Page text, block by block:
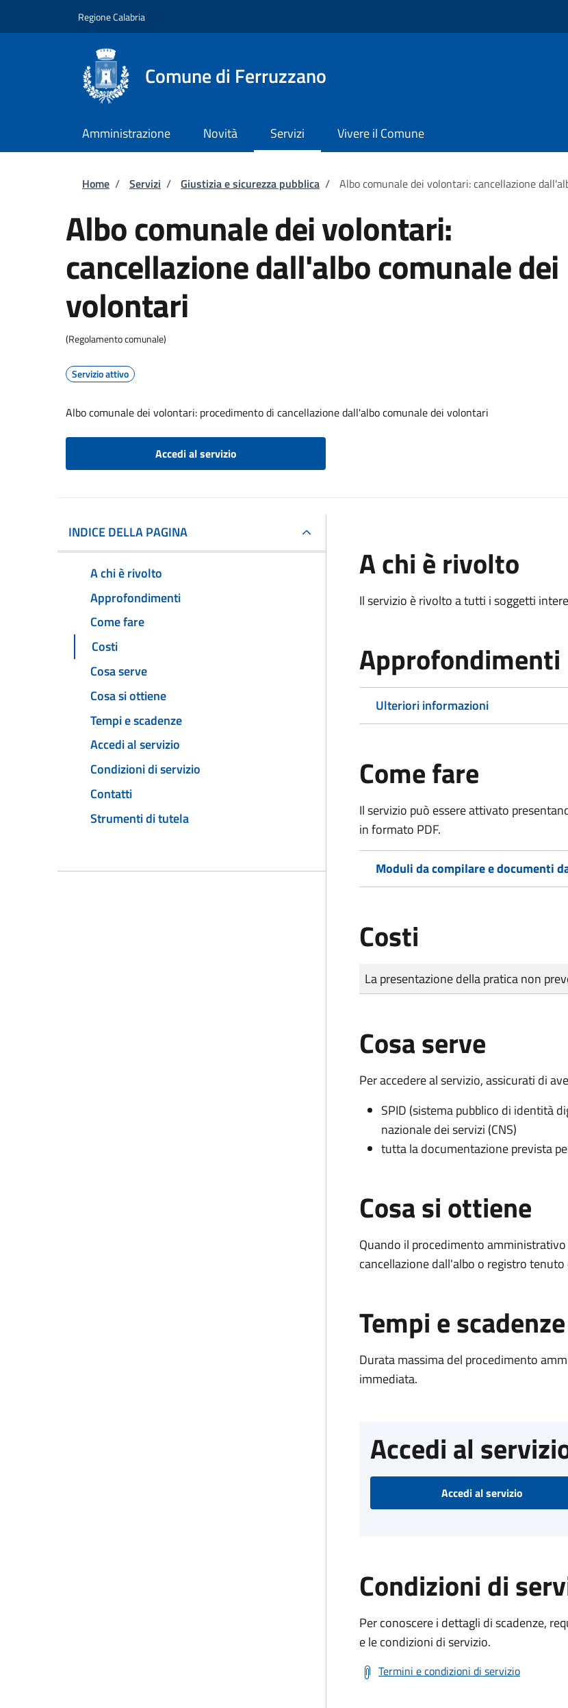
Regione Calabria
Comune di Ferruzzano
Amministrazione Novità Servizi Vivere il Comune
Briciole di pane
Home / Servizi / Giustizia e sicurezza pubblica / Albo comunale dei volontari: cancellazione
Albo comunale dei volontari:
cancellazione dall'albo comunale dei
volontari
(Regolamento comunale)
Servizio attivo
Albo comunale dei volontari: procedimento di cancellazione dall'albo comunale dei volontari
Accedi al servizio
INDICE DELLA PAGINA
A chi è rivolto
Approfondimenti
Come fare
Costi
Cosa serve
Cosa si ottiene
Tempi e scadenze
Accedi al servizio
Condizioni di servizio
Contatti
Strumenti di tutela
A chi è rivolto
Il servizio è rivolto a tutti i soggetti
Approfondimenti
Ulteriori informazioni
Come fare
Il servizio può essere attivato
in formato PDF.
Moduli da compilare e documenti
Costi
Tipo di pagamento
Importo
La presentazione della pratica non
Cosa serve
Per accedere al servizio, assicurati di
SPID (sistema pubblico di identità
nazionale dei servizi (CNS)
tutta la documentazione prevista
Cosa si ottiene
Quando il procedimento
cancellazione dall'albo o registro
Tempi e scadenze
Durata massima del procedimento
immediata.
Accedi al
Accedi al servizio
Condizioni di
Per conoscere i dettagli di scadenze,
e le condizioni di servizio.
Termini e condizioni di servizio